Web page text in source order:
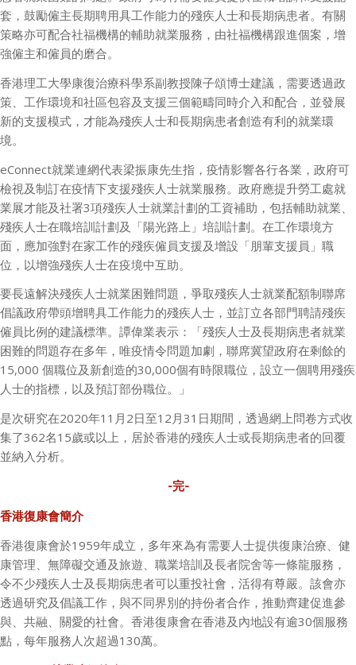
套，鼓勵僱主長期聘用具工作能力的殘疾人士和長期病患者。有關
策略亦可配合社福機構的輔助就業服務，由社福機構跟進個案，增
強僱主和僱員的磨合。
香港理工大學康復治療科學系副教授陳子頌博士建議，需要透過政
策、工作環境和社區包容及支援三個範疇同時介入和配合，並發展
新的支援模式，才能為殘疾人士和長期病患者創造有利的就業環
境。
eConnect就業連網代表梁振康先生指，疫情影響各行各業，政府可
檢視及制訂在疫情下支援殘疾人士就業服務。政府應提升勞工處就
業展才能及社署3項殘疾人士就業計劃的工資補助，包括輔助就業、
殘疾人士在職培訓計劃及「陽光路上」培訓計劃。在工作環境方
面，應加強對在家工作的殘疾僱員支援及增設「朋輩支援員」職
位，以增強殘疾人士在疫境中互助。
要長遠解決殘疾人士就業困難問題，爭取殘疾人士就業配額制聯席
倡議政府帶頭增聘具工作能力的殘疾人士，並訂立各部門聘請殘疾
僱員比例的建議標準。譚偉業表示：「殘疾人士及長期病患者就業
困難的問題存在多年，唯疫情令問題加劇，聯席冀望政府在剩餘的
15,000 個職位及新創造的30,000個有時限職位，設立一個聘用殘疾
人士的指標，以及預訂部份職位。」
是次研究在2020年11 月 2日至12月31 日期間，透過網上問卷方式收
集了362名15歲或以上，居於香港的殘疾人士或長期病患者的回覆
並納入分析。
-完-
香港復康會簡介
香港復康會於1959年成立，多年來為有需要人士提供復康治療、健
康管理、無障礙交通及旅遊、職業培訓及長者院舍等一條龍服務，
令不少殘疾人士及長期病患者可以重投社會，活得有尊嚴。該會亦
透過研究及倡議工作，與不同界別的持份者合作，推動齊建促進參
與、共融、關愛的社會。香港復康會在香港及內地設有逾30個服務
點，每年服務人次超過130萬。